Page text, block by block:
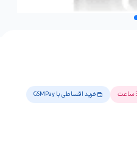
خرید اقساطی با GSMPay